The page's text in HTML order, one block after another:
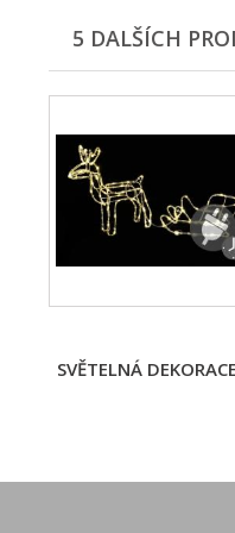
5 DALŠÍCH
SVĚTELNÁ